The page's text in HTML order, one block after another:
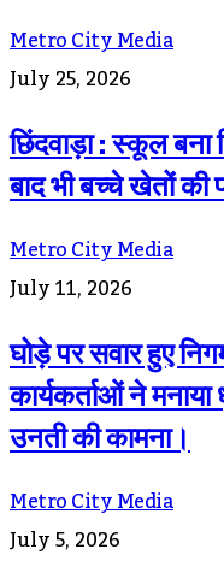
Metro City Media
July 25, 2026
छिंदवाड़ा : स्कूल
बाद भी बच्चे खेतों
Metro City Media
July 11, 2026
घोड़े पर सवार हुए
कार्यकर्ताओं ने
उनती की कामना।
Metro City Media
July 5, 2026